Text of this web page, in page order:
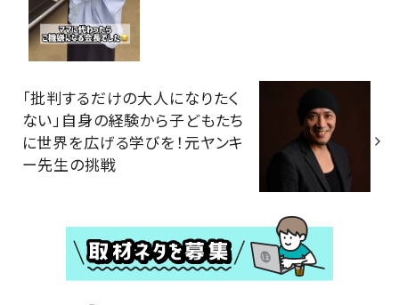
「批判するだけの大人になりたく
ない」自身の経験から子どもたち
に世界を広げる学びを！元ヤンキ
ー先生の挑戦